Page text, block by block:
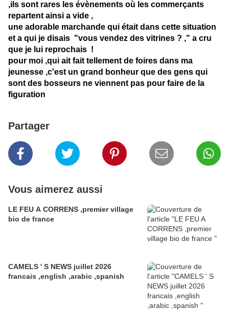
,ils sont rares les évènements où les commerçants
repartent ainsi a vide ,
une adorable marchande qui était dans cette situation
et a qui je disais "vous vendez des vitrines ? ," a cru
que je lui reprochais !
pour moi ,qui ait fait tellement de foires dans ma
jeunesse ,c'est un grand bonheur que des gens qui
sont des bosseurs ne viennent pas pour faire de la
figuration
Partager
Vous aimerez aussi
LE FEU A CORRENS ,premier village
bio de france
CAMELS ' S NEWS juillet 2026
francais ,english ,arabic ,spanish